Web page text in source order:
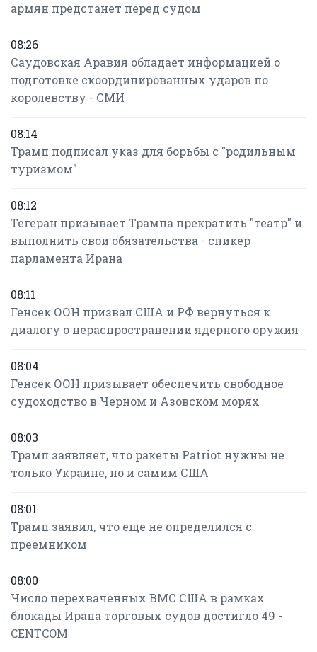
армян предстанет перед судом
08:26
Саудовская Аравия обладает информацией о
подготовке скоординированных ударов по
королевству - СМИ
08:14
Трамп подписал указ для борьбы с "родильным
туризмом"
08:12
Тегеран призывает Трампа прекратить "театр" и
выполнить свои обязательства - спикер
парламента Ирана
08:11
Генсек ООН призвал США и РФ вернуться к
диалогу о нераспространении ядерного оружия
08:04
Генсек ООН призывает обеспечить свободное
судоходство в Черном и Азовском морях
08:03
Трамп заявляет, что ракеты Patriot нужны не
только Украине, но и самим США
08:01
Трамп заявил, что еще не определился с
преемником
08:00
Число перехваченных ВМС США в рамках
блокады Ирана торговых судов достигло 49 -
CENTCOM